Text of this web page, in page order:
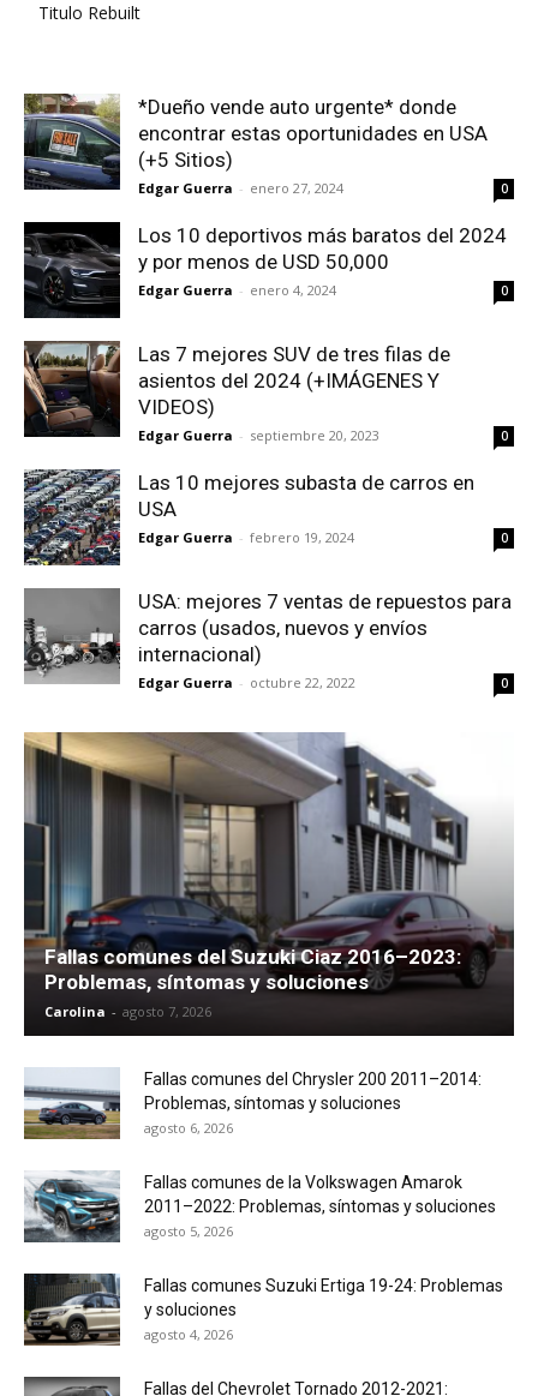
Titulo Rebuilt
*Dueño vende auto urgente* donde
encontrar estas oportunidades en USA
(+5 Sitios)
Edgar Guerra - enero 27, 2024 0
Los 10 deportivos más baratos del 2024
y por menos de USD 50,000
Edgar Guerra - enero 4, 2024 0
Las 7 mejores SUV de tres filas de
asientos del 2024 (+IMÁGENES Y
VIDEOS)
Edgar Guerra - septiembre 20, 2023 0
Las 10 mejores subasta de carros en
USA
Edgar Guerra - febrero 19, 2024 0
USA: mejores 7 ventas de repuestos para
carros (usados, nuevos y envíos
internacional)
Edgar Guerra - octubre 22, 2022 0
Fallas comunes del Suzuki Ciaz 2016–2023:
Problemas, síntomas y soluciones
Carolina - agosto 7, 2026
Fallas comunes del Chrysler 200 2011–2014:
Problemas, síntomas y soluciones
agosto 6, 2026
Fallas comunes de la Volkswagen Amarok
2011–2022: Problemas, síntomas y soluciones
agosto 5, 2026
Fallas comunes Suzuki Ertiga 19-24: Problemas
y soluciones
agosto 4, 2026
Fallas del Chevrolet Tornado 2012-2021: